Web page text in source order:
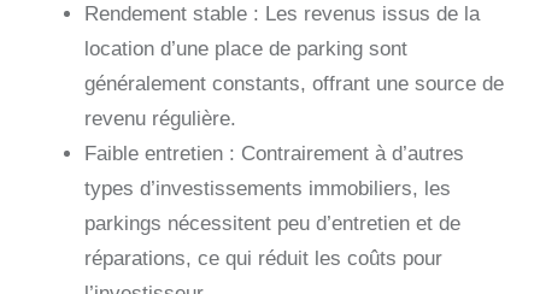
Rendement stable : Les revenus issus de la
location d’une place de parking sont
généralement constants, offrant une source de
revenu régulière.
Faible entretien : Contrairement à d’autres
types d’investissements immobiliers, les
parkings nécessitent peu d’entretien et de
réparations, ce qui réduit les coûts pour